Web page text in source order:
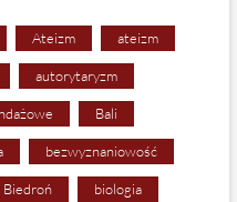
Ateizm ateizm
autorytaryzm
Bali
bezwyznaniowość
Biedroń biologia